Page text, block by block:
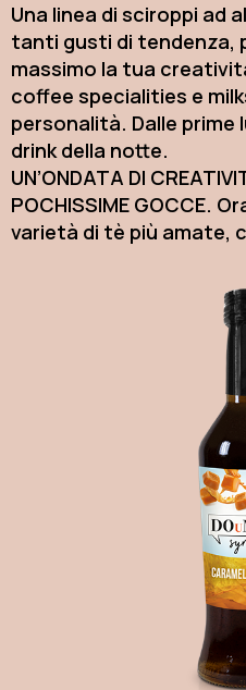
Una linea di sciroppi ad
tanti gusti di tendenza,
massimo la tua
coffee specialities e
personalità. Dalle prime
drink della notte.
UN’ONDATA DI
POCHISSIME GOCCE.
varietà di tè più amate,